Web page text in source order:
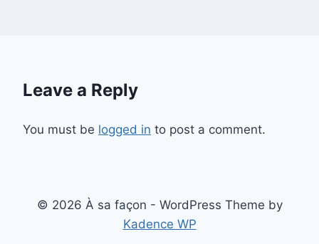
Leave a Reply
You must be logged in to post a comment.
© 2026 À sa façon - WordPress Theme by
Kadence WP